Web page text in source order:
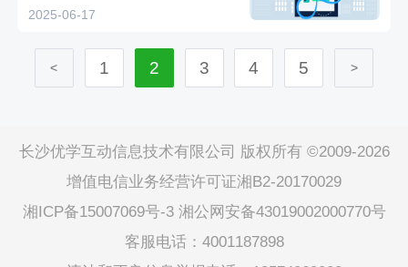
日）起可打印准考证准
2025-06-17
< 1 2 3 4 5 >
长沙优学互动信息技术有限公司 版权所有 ©2009-2026
增值电信业务经营许可证湘B2-20170029
湘ICP备15007069号-3 湘公网安备43019002000770号
客服电话：4001187898